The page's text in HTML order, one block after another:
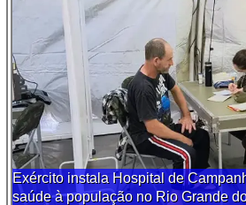
Exército instala Hospital de
saúde à população no Rio Grande